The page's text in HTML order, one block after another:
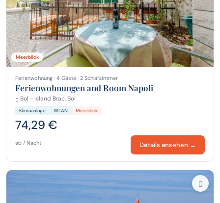
Meerblick
Ferienwohnung · 4 Gäste · 2 Schlafzimmer
Ferienwohnungen and Room Napoli
Bol - island Brac, Bol
Klimaanlage WLAN Meerblick
74,29 €
ab / Nacht Details ansehen →